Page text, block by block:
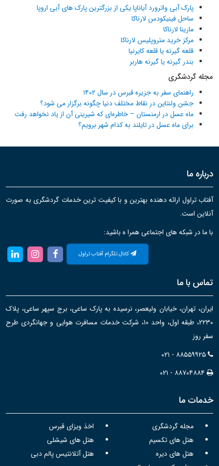
پارک آبی واترورد آیاناپا یکی از بزرگترین پارک های آبی اروپا
ساحل فینیکودس لارناکا
مارینا لارناکا
مرکز خرید متروپلیس لارناکا
قلعه گیرنه یا قلعه کایرنیا
بندر گیرنه یا گیرنه هاربر
مجله گردشگری
راهنمای سفر به جزیره قبرس در سال ۱۴۰۲
جشن ولنتاین در نقاط مختلف دنیا چگونه برگزار می شود؟
ماه عسل در ارمنستان – خاطره‌ای که شیرینی آن از یاد نخواهد رفت
برای ماه عسل در تایلند به کدام شهر برویم؟
درباره ما
آفتاب تراول ارائه دهنده بهترین و با کیفیت ترین خدمات گردشگری به صورت
آنلاین است.
با ما در شبکه های اجتماعی همرا ه باشید:
کانال تلگرام آفتاب تراول
تماس با ما
ایران، تهران، خیابان ولیعصر، نرسیده به پارک ساعی، برج سپهر ساعی، پلاک
۲۲۳۰، طبقه اول، واحد ۱۰، شرکت خدمات مسافرت هوایی و جهانگردی طرح
سفر روز
۰۲۱ - ۸۸۵۵۹۹۲۵
۰۲۱ - ۸۸۷۰۴۸۸۴
خدمات ما
مجله گردشگری
اخذ ویزای قبرس
هتل های تکسیم
هتل های شیشلی
هتل های دیره
هتل آتلانتیس پالم دبی